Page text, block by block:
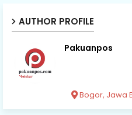
AUTHOR PROFILE
Pakuanpos
Bogor, Jawa